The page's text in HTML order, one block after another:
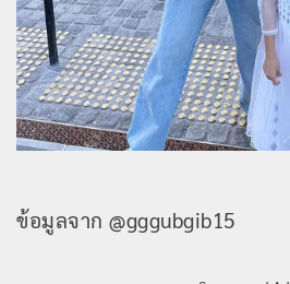
ข้อมูลจาก @gggubgib15